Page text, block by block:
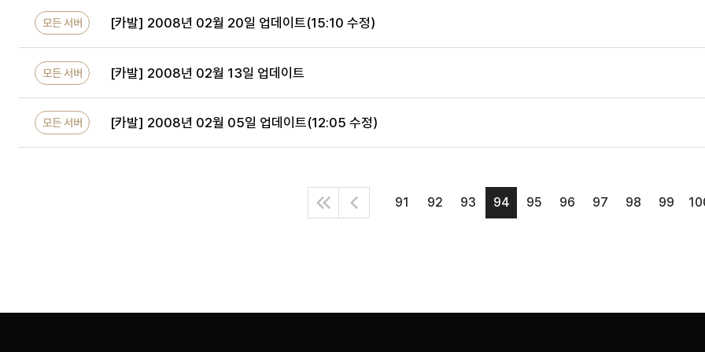
모든 서버 [카발] 2008년 02월 20일 업데이트(15:10 수정)
모든 서버 [카발] 2008년 02월 13일 업데이트
모든 서버 [카발] 2008년 02월 05일 업데이트(12:05 수정)
처
음
이
전
91 92 93 94 95 96 97 98 99